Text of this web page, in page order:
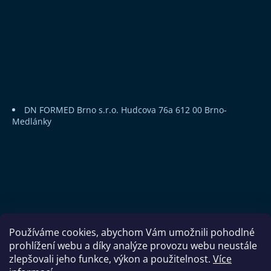
Používáme cookies, abychom Vám umožnili pohodlné
prohlížení webu a díky analýze provozu webu neustále
zlepšovali jeho funkce, výkon a použitelnost. Více
DN FORMED Brno s.r.o. Hudcova 76a 612 00 Brno-
Medlánky